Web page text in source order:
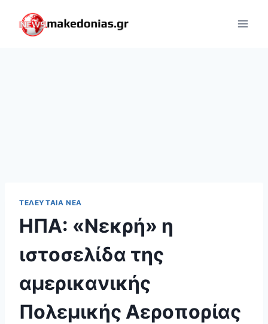
content
ΤΕΛΕΥΤΑΊΑ ΝΈΑ
ΗΠΑ: «Νεκρή» η
ιστοσελίδα της
αμερικανικής
Πολεμικής Αεροπορίας